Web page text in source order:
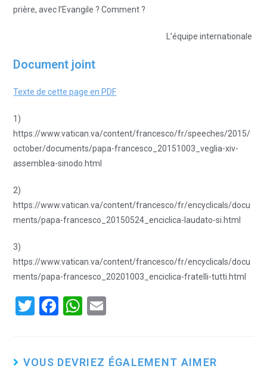
prière, avec l’Evangile ? Comment ?
L’équipe internationale
Document joint
Texte de cette page en PDF
1)
https://www.vatican.va/content/francesco/fr/speeches/2015/
october/documents/papa-francesco_20151003_veglia-xiv-
assemblea-sinodo.html
2)
https://www.vatican.va/content/francesco/fr/encyclicals/docu
ments/papa-francesco_20150524_enciclica-laudato-si.html
3)
https://www.vatican.va/content/francesco/fr/encyclicals/docu
ments/papa-francesco_20201003_enciclica-fratelli-tutti.html
T
er
F
b
W
s
VOUS DEVRIEZ ÉGALEMENT AIMER